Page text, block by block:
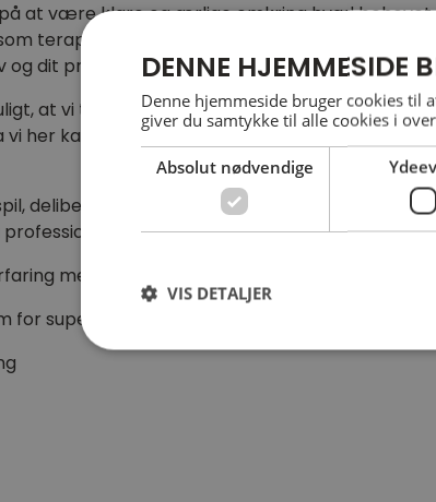
at være klare og ærlige omkring hvad behovet
terapeut – og for at du opnår balance, vækst
og dit professionelle virke.
at vi tager udgangspunkt i dine video-
vi her kan tune ind og se specifikke steder, som du
deliberate practice mm for at fremme dine
nærværende.
med at supervisere individuelt som i grupper.
for supervision sammen med andre? så se mere
DENNE HJEMMESIDE
Denne hjemmeside bruger cookies til
giver du samtykke til alle cookies i
Absolut nødvendige
VIS DETALJER